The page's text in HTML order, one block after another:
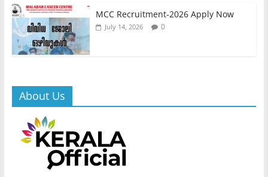
MCC Recruitment-2026 Apply Now
July 14, 2026 0
About Us